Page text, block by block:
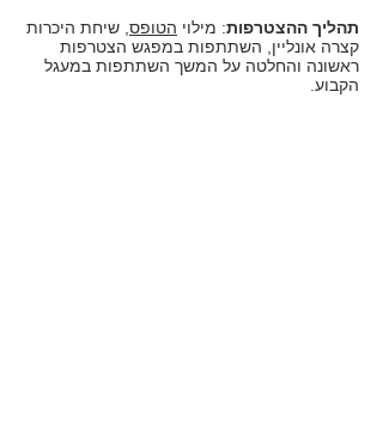
תהליך ההצטרפות: מילוי הטופס , שיחת היכרות
קצרה אונליין, השתתפות במפגש הצטרפות
ראשונה והחלטה על המשך השתתפות במעגל
הקבוע.